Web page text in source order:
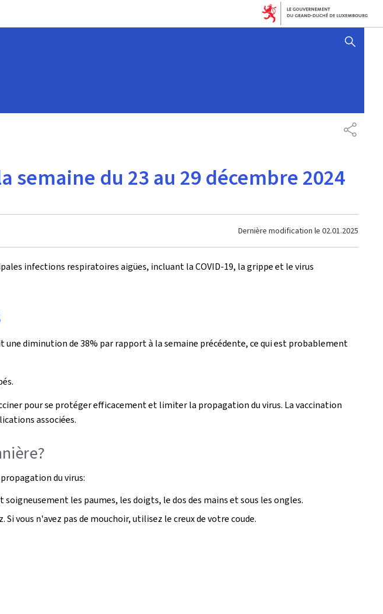
AFFICHER / MASQUER
du 23 au 29 décembre 2024
Dernière modification le 02.01.2025
infections respiratoires aigües, incluant la COVID-19, la grippe et le virus
une diminution de 38% par rapport à la semaine précédente, ce qui est probablement
pour se protéger efficacement et limiter la propagation du virus. La vaccination
associées.
du virus:
les paumes, les doigts, le dos des mains et sous les ongles.
vous n'avez pas de mouchoir, utilisez le creux de votre coude.